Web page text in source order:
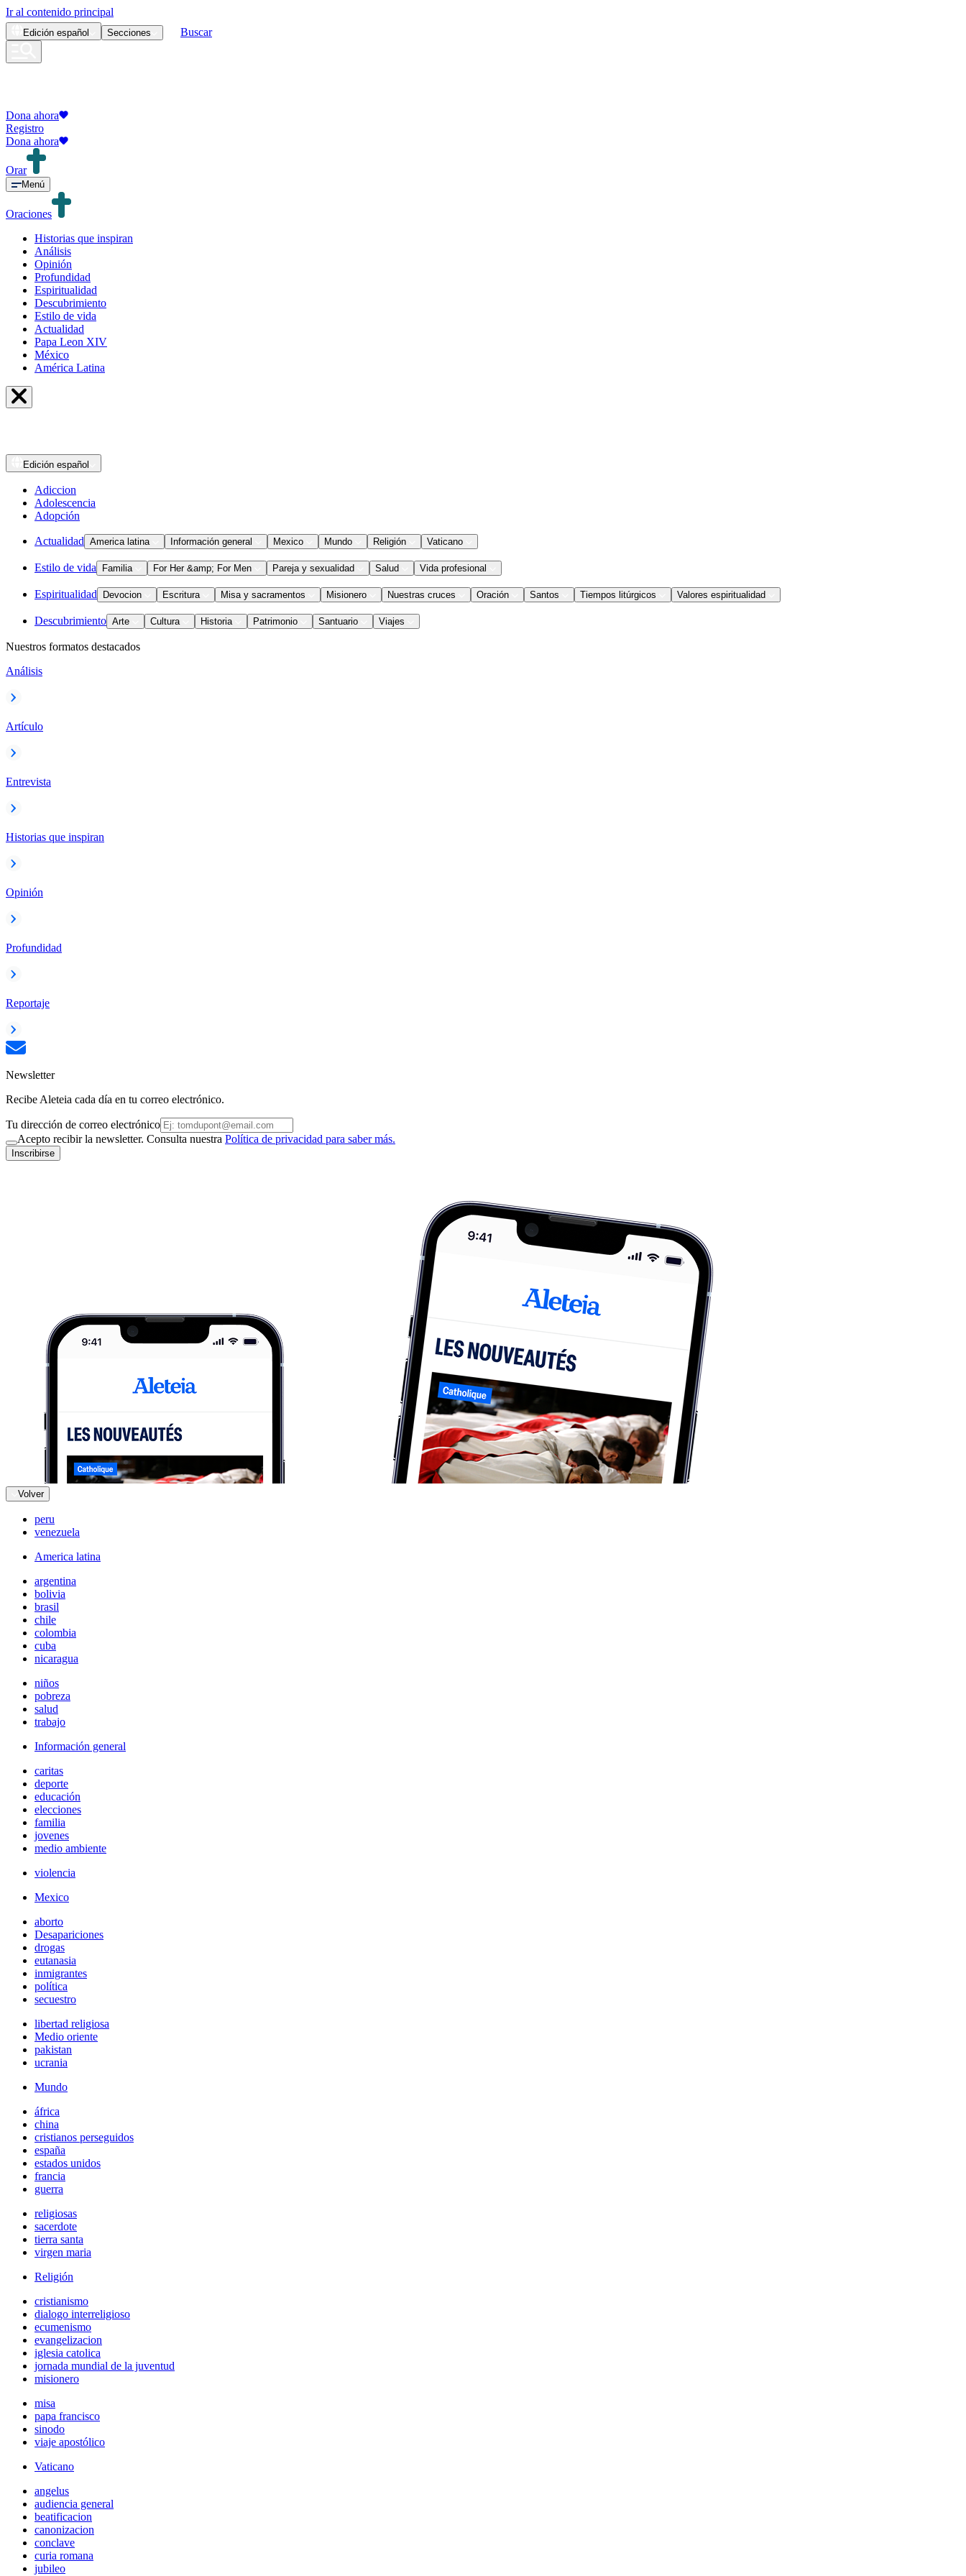
Ir al contenido principal
Edición español Secciones Buscar
Dona ahora
Registro
Dona ahora
Orar
Menú
Oraciones
Historias que inspiran
Análisis
Opinión
Profundidad
Espiritualidad
Descubrimiento
Estilo de vida
Actualidad
Papa Leon XIV
México
América Latina
Edición español
Adiccion
Adolescencia
Adopción
Actualidad America latina Información general Mexico Mundo Religión Vaticano
Estilo de vida Familia For Her &amp; For Men Pareja y sexualidad Salud Vida profesional
Espiritualidad Devocion Escritura Misa y sacramentos Misionero Nuestras cruces Oración Santos Tiempos litúrgicos Valores espiritualidad
Descubrimiento Arte Cultura Historia Patrimonio Santuario Viajes
Nuestros formatos destacados
Análisis
Artículo
Entrevista
Historias que inspiran
Opinión
Profundidad
Reportaje
Newsletter
Recibe Aleteia cada día en tu correo electrónico.
Tu dirección de correo electrónico
Acepto recibir la newsletter. Consulta nuestra Política de privacidad para saber más.
Inscribirse
Volver
peru
venezuela
America latina
argentina
bolivia
brasil
chile
colombia
cuba
nicaragua
niños
pobreza
salud
trabajo
Información general
caritas
deporte
educación
elecciones
familia
jovenes
medio ambiente
violencia
Mexico
aborto
Desapariciones
drogas
eutanasia
inmigrantes
política
secuestro
libertad religiosa
Medio oriente
pakistan
ucrania
Mundo
áfrica
china
cristianos perseguidos
españa
estados unidos
francia
guerra
religiosas
sacerdote
tierra santa
virgen maria
Religión
cristianismo
dialogo interreligioso
ecumenismo
evangelizacion
iglesia catolica
jornada mundial de la juventud
misionero
misa
papa francisco
sinodo
viaje apostólico
Vaticano
angelus
audiencia general
beatificacion
canonizacion
conclave
curia romana
jubileo